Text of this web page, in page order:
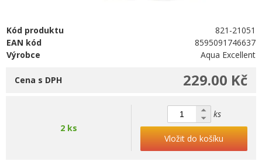
Kód produktu
821-21051
EAN kód
8595091746637
Výrobce
Aqua Excellent
229.00 Kč
Cena s DPH
2 ks
ks
Vložit do košíku